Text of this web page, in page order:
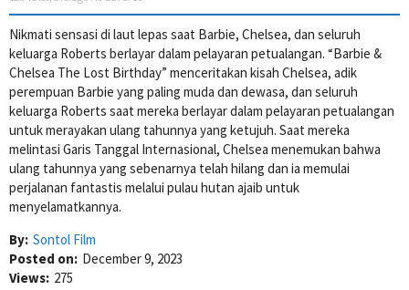
Nikmati sensasi di laut lepas saat Barbie, Chelsea, dan seluruh
keluarga Roberts berlayar dalam pelayaran petualangan. “Barbie &
Chelsea The Lost Birthday” menceritakan kisah Chelsea, adik
perempuan Barbie yang paling muda dan dewasa, dan seluruh
keluarga Roberts saat mereka berlayar dalam pelayaran petualangan
untuk merayakan ulang tahunnya yang ketujuh. Saat mereka
melintasi Garis Tanggal Internasional, Chelsea menemukan bahwa
ulang tahunnya yang sebenarnya telah hilang dan ia memulai
perjalanan fantastis melalui pulau hutan ajaib untuk
menyelamatkannya.
By: Sontol Film
Posted on: December 9, 2023
Views: 275